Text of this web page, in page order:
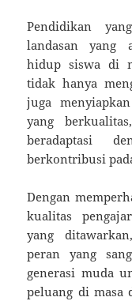
Pendidikan
landasan yang
hidup siswa di
tidak hanya
juga
yang
beradaptasi
berkontribusi
Dengan
kualitas
yang
peran yang
generasi muda
peluang di masa